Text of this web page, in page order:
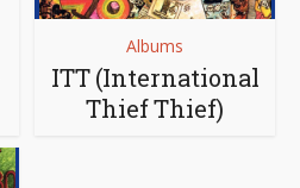
Albums
ITT (International
Thief Thief)